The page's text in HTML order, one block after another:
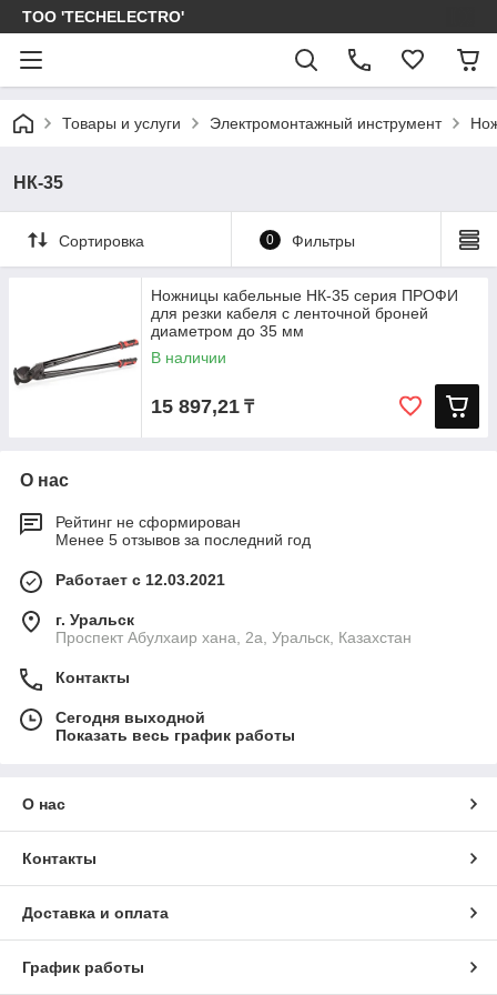
ТОО 'TECHELECTRO'
Товары и услуги Электромонтажный инструмент
НК-35
Сортировка 0 Фильтры
Ножницы кабельные НК-35 серия ПРОФИ
для резки кабеля с ленточной броней
диаметром до 35 мм
В наличии
15 897,21 ₸
О нас
Рейтинг не сформирован
Менее 5 отзывов за последний год
Работает с 12.03.2021
г. Уральск
Проспект Абулхаир хана, 2а, Уральск, Казахстан
Контакты
Сегодня выходной
Показать весь график работы
О нас
Контакты
Доставка и оплата
График работы